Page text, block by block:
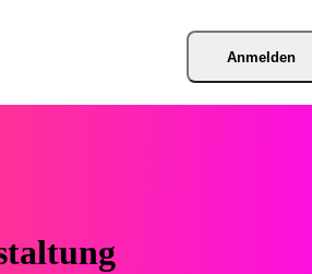
Anmelden